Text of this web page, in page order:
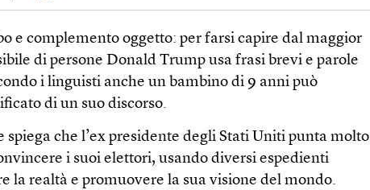
e complemento oggetto: per farsi capire dal maggior
di persone Donald Trump usa frasi brevi e parole
i linguisti anche un bambino di 9 anni può
di un suo discorso.
spiega che l’ex presidente degli Stati Uniti punta molto
i suoi elettori, usando diversi espedienti
la realtà e promuovere la sua visione del mondo.